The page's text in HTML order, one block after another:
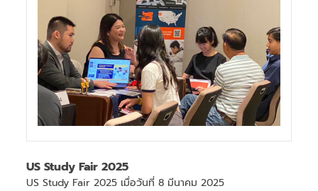
US Study Fair 2025
US Study Fair 2025 เมื่อวันที่ 8 มีนาคม 2025